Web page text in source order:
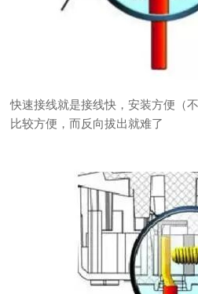
快速接线就是接线快，安装方便（
比较方便，而反向拔出就难了